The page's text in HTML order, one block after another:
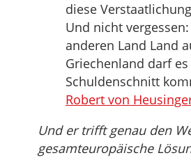
diese
Und nicht
anderen Land Land
Griechenland darf
Schuldenschnitt
Robert von
Und er trifft genau den
gesamteuropäische